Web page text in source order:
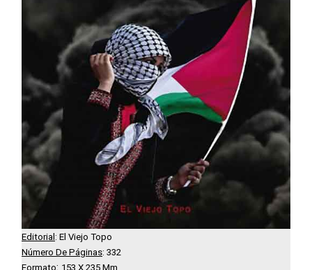
Editorial : El Viejo Topo
Número De Páginas: 332
Formato: 153 X 235 Mm